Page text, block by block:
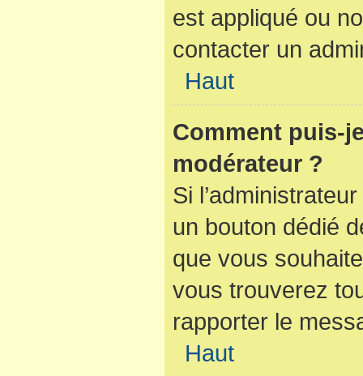
est appliqué ou
contacter un
Haut
Comment puis-
modérateur ?
Si
un bouton dédié
que vous
vous trouverez
rapporter le
Haut